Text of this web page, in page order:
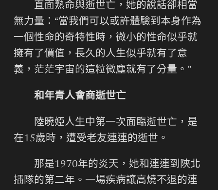
直面熟命與逝世亡，她的說話卻相當
無力量：“當我們可以或許體驗到本身作為
一個性命的奇特性時，微小的性命似乎就
擁有了價值，長久的人生似乎就有了意
義，茫茫宇宙的這粒微塵就有了分量。”
和年青人會商逝世亡
陸曉婭人生中第一次面臨逝世亡，是
在15歲時，遭受老友連連的逝世。
那是1970年的炎天，她和連連到陜北
插隊的第二年。一場疾病讓高燒不退的連